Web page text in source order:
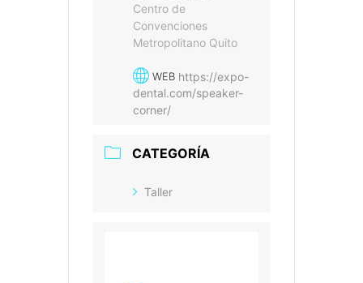
Centro de
Convenciones
Metropolitano Quito
WEB https://expo-
dental.com/speaker-
corner/
CATEGORÍA
Taller